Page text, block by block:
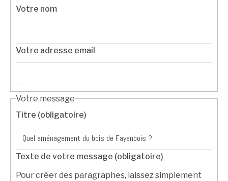
Votre nom
Votre adresse email
Votre message
Titre (obligatoire)
Texte de votre message (obligatoire)
Pour créer des paragraphes, laissez simplement